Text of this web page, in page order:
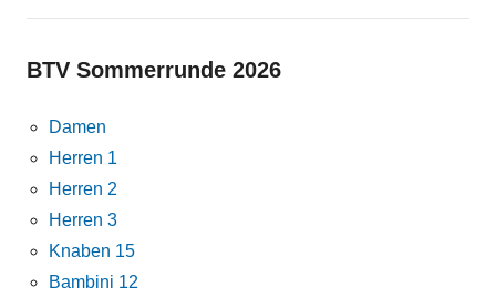
BTV Sommerrunde 2026
Damen
Herren 1
Herren 2
Herren 3
Knaben 15
Bambini 12